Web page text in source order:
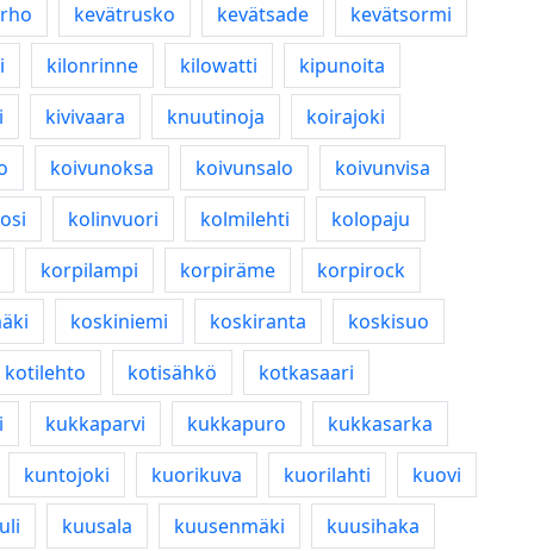
kevätrusko kevätsade
kevätsormi
kilonrinne kilowatti
kipunoita
kivivaara knuutinoja
koirajoki
koivunoksa koivunsalo
koivunvisa
kolinvuori kolmilehti
kolopaju
korpilampi korpiräme
korpirock
koskiniemi koskiranta
koskisuo
kotilehto kotisähkö
kotkasaari
kukkaparvi kukkapuro
kukkasarka
kuntojoki kuorikuva kuorilahti
kuovi
kuusala kuusenmäki
kuusihaka